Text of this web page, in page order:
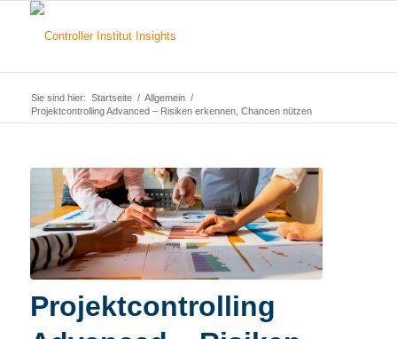
Sie sind hier: Startseite / Allgemein /
Projektcontrolling Advanced – Risiken erkennen, Chancen nützen
Projektcontrolling